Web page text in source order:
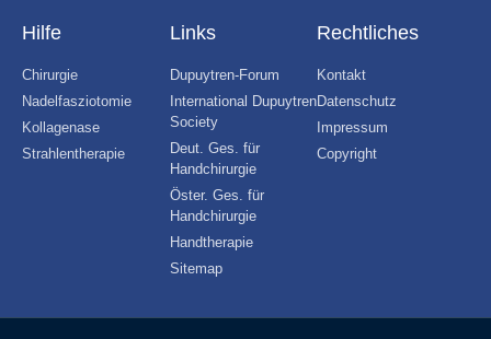
Hilfe
Chirurgie
Nadelfasziotomie
Kollagenase
Strahlentherapie
Links
Dupuytren-Forum
International Dupuytren
Society
Deut. Ges. für
Handchirurgie
Öster. Ges. für
Handchirurgie
Handtherapie
Sitemap
Rechtliches
Kontakt
Datenschutz
Impressum
Copyright